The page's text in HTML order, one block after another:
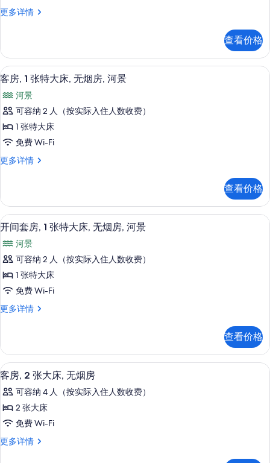
张
大
床,
无
烟
房
的
所
有
更多详情
客
特
大
床,
烟
房
多
信
查看价格
显
客
房,
1
张
特
床,
无
烟
房,
河
景
的
所
片
办公桌、熨斗/熨衣板、免费 WiFi、特
7
客房, 1 张特大床, 无烟房, 河景
河景
可容纳 2 人（按实际入住人数收费）
1 张特大床
免费 Wi-Fi
更多详情
客
特
大
床,
烟
房,
景
更
信
查看价格
显
开
间
套
1
特
大
床,
无
烟
房,
河
办公桌、熨斗/熨衣板、免费 WiFi、特
6
开间套房, 1 张特大床, 无烟房, 河景
河景
可容纳 2 人（按实际入住人数收费）
1 张特大床
免费 Wi-Fi
更多详情
开
1
张
特
床,
无
房,
河
景
查看价格
显
示
客
房,
张
办公桌、熨斗/熨衣板、免费 WiFi、特
1
客房, 2 张大床, 无烟房
可容纳 4 人（按实际入住人数收费）
2 张大床
免费 Wi-Fi
更多详情
客